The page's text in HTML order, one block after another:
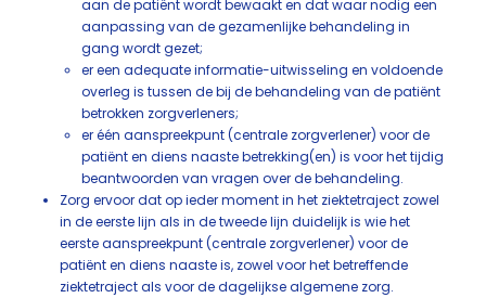
aan de patiënt wordt bewaakt en dat waar nodig een
aanpassing van de gezamenlijke behandeling in
gang wordt gezet;
er een adequate informatie-uitwisseling en voldoende
overleg is tussen de bij de behandeling van de patiënt
betrokken zorgverleners;
er één aanspreekpunt (centrale zorgverlener) voor de
patiënt en diens naaste betrekking(en) is voor het tijdig
beantwoorden van vragen over de behandeling.
Zorg ervoor dat op ieder moment in het ziektetraject zowel
in de eerste lijn als in de tweede lijn duidelijk is wie het
eerste aanspreekpunt (centrale zorgverlener) voor de
patiënt en diens naaste is, zowel voor het betreffende
ziektetraject als voor de dagelijkse algemene zorg.